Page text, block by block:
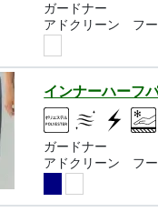
ガードナー
アドクリーン フ
インナーハーフ
ガードナー
アドクリーン フ